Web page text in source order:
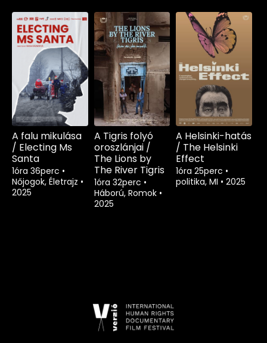
A falu mikulása
/ Electing Ms
Santa
1óra 36perc •
Nőjogok, Életrajz •
2025
A Tigris folyó
oroszlánjai /
The Lions by
The River Tigris
1óra 32perc •
Háború, Romok •
2025
A Helsinki-hatás
/ The Helsinki
Effect
1óra 25perc •
politika, MI • 2025